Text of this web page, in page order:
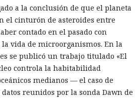
a la conclusión de que el planeta
el cinturón de asteroides entre
contado en el pasado con
vida de microorganismos. En la
se publicó un trabajo titulado «El
controla la habitabilidad
medianos — el caso de
reunidos por la sonda Dawn de